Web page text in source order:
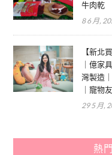
牛肉乾
8 6 月,
【新北
｜億家
灣製造
｜寵物
29 5 月,
熱